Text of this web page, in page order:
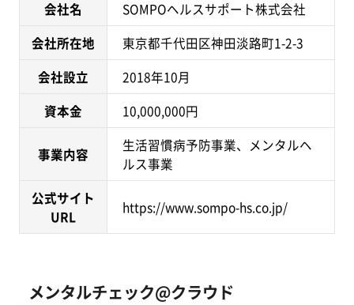
会社名
SOMPOヘルスサポート株式会社
会社所在地
東京都千代田区神田淡路町1-2-3
会社設立
2018年10月
資本金
10,000,000円
事業内容
生活習慣病予防事業、メンタルヘ
ルス事業
公式サイト
URL
https://www.sompo-hs.co.jp/
メンタルチェック@クラウド